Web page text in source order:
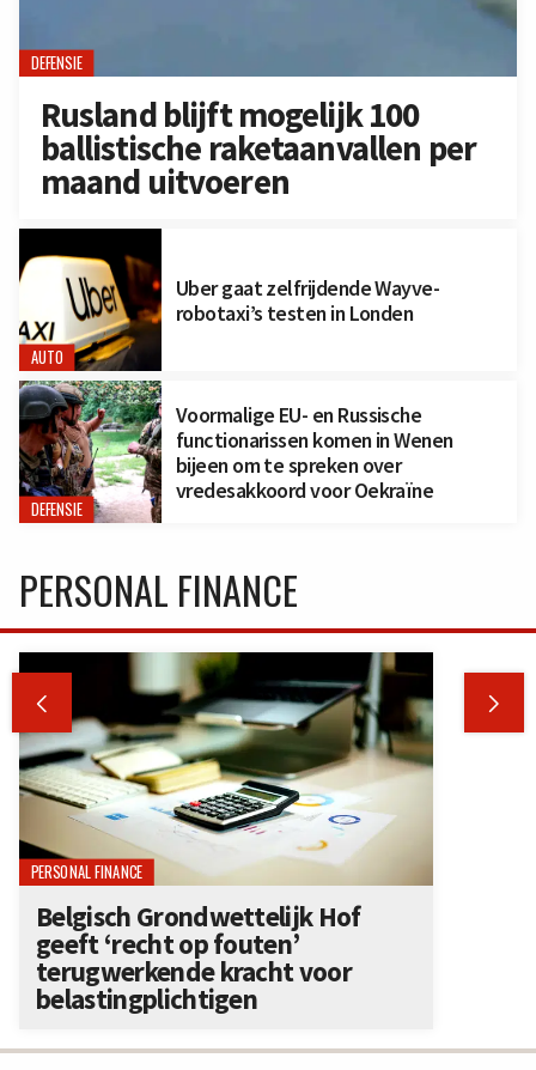
DEFENSIE
Rusland blijft mogelijk 100
ballistische raketaanvallen per
maand uitvoeren
AUTO
Uber gaat zelfrijdende Wayve-
robotaxi’s testen in Londen
DEFENSIE
Voormalige EU- en Russische
functionarissen komen in Wenen
bijeen om te spreken over
vredesakkoord voor Oekraïne
PERSONAL FINANCE
 
PERSONAL FINANCE
Belgisch Grondwettelijk Hof
geeft ‘recht op fouten’
terugwerkende kracht voor
belastingplichtigen